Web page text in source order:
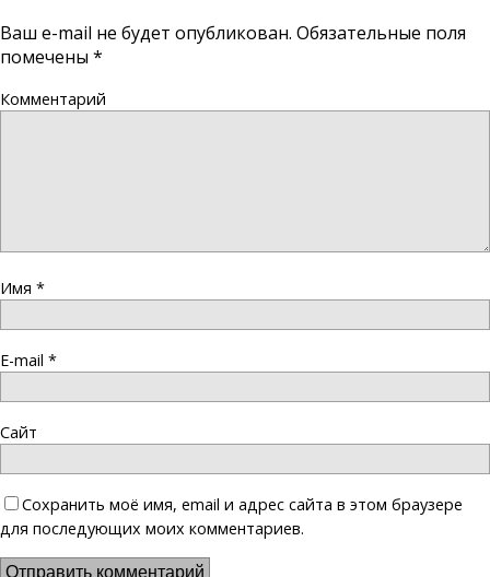
Ваш e-mail не будет опубликован. Обязательные поля
помечены *
Комментарий
Имя *
E-mail *
Сайт
Сохранить моё имя, email и адрес сайта в этом браузере
для последующих моих комментариев.